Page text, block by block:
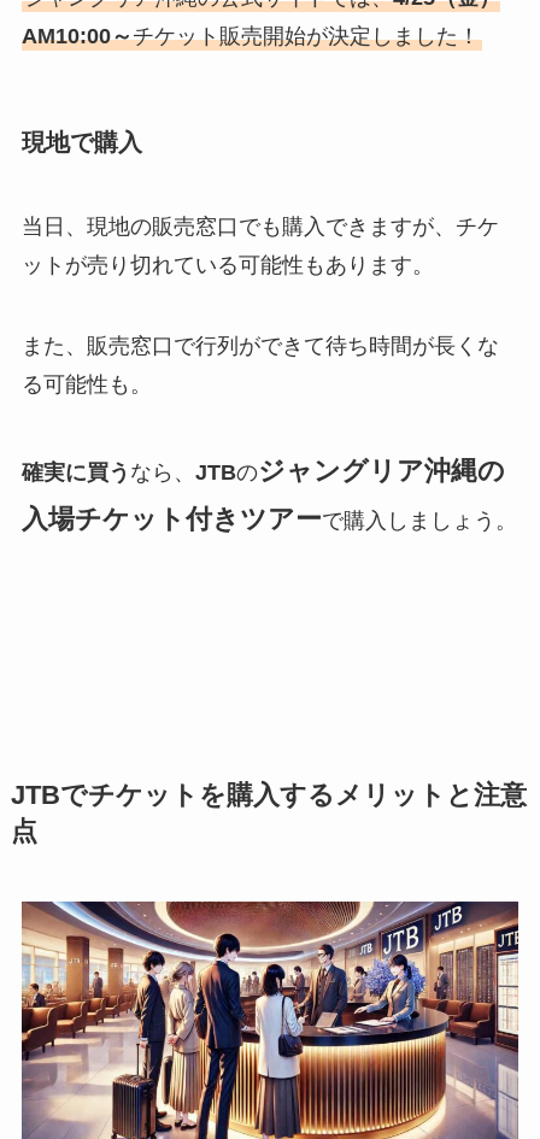
AM10:00～チケット販売開始が決定しました！
現地で購入
当日、現地の販売窓口でも購入できますが、チケ
ットが売り切れている可能性もあります。
また、販売窓口で行列ができて待ち時間が長くな
る可能性も。
確実に買う なら、 JTBのジャングリア沖縄の
入場チケット付きツアーで購入しましょう。
JTBでチケットを購入するメリット と注意
点